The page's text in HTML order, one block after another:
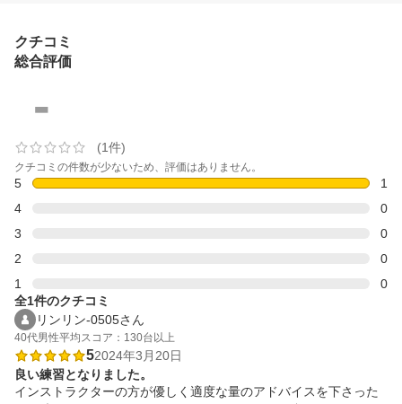
クチコミ
総合評価
-
(1件)
クチコミの件数が少ないため、評価はありません。
5
1
4
0
3
0
2
0
1
0
全1件のクチコミ
リンリン-0505さん
40代男性平均スコア：130台以上
52024年3月20日
良い練習となりました。
インストラクターの方が優しく適度な量のアドバイスを下さった